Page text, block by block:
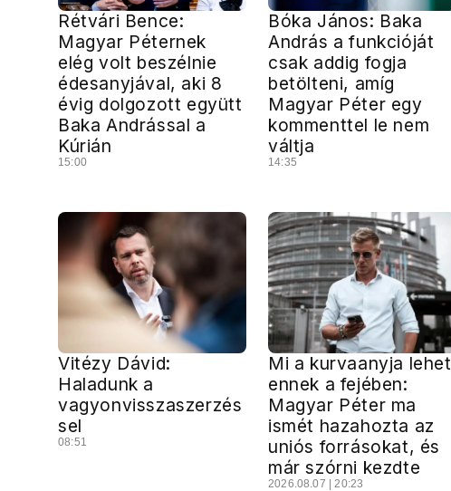
Rétvári Bence:
Magyar Péternek
elég volt beszélnie
édesanyjával, aki 8
évig dolgozott együtt
Baka Andrással a
Kúrián
15:00
Bóka János: Baka
András a funkcióját
csak addig fogja
betölteni, amíg
Magyar Péter egy
kommenttel le nem
váltja
14:35
Vitézy Dávid:
Haladunk a
vagyonvisszaszerzés
sel
08:51
Mi a kurvaanyja lehet
ennek a fejében:
Magyar Péter ma
ismét hazahozta az
uniós forrásokat, és
már szórni kezdte
2026.08.07 | 20:23